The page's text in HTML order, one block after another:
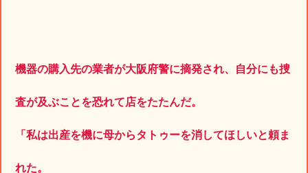
機器の購入先の業者が大阪府警に摘発され、自分にも捜
査が及ぶことを恐れて店をたたんだ。
「私は出産を機に母からタトゥーを消してほしいと頼ま
れた。